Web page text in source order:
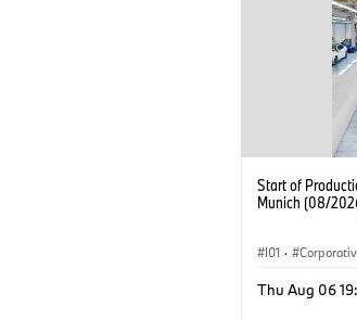
Start of
Munich (08/
I01 ·
Thu Aug 06